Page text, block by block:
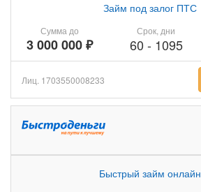
Сумма до
3 000 000 ₽
Займ под залог ПТС
Срок, дни
60 - 1095
Лиц. 1703550008233
Быстрый займ онлайн